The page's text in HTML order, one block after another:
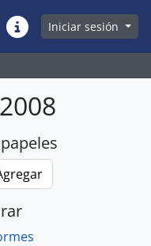
Enlaces rápidos
Iniciar sesión